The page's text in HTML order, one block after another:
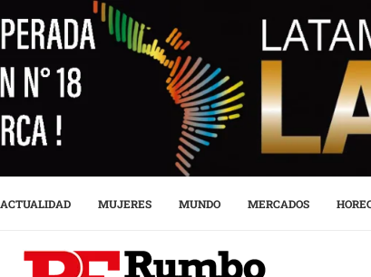
ACTUALIDAD MUJERES MUNDO MERCADOS